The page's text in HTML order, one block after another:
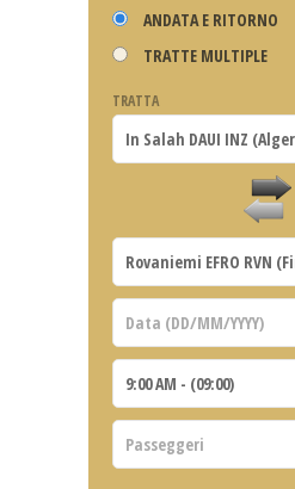
ANDATA E RITORNO
TRATTE MULTIPLE
TRATTA